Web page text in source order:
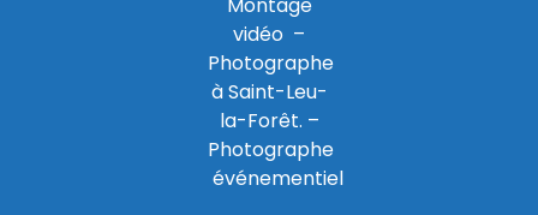
vidéo –
Photographe
à Saint-Leu-
la-Forêt. –
Photographe
événementiel